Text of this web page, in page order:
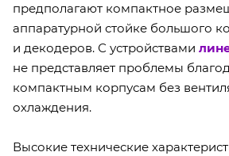
предполагают компактное
аппаратурной стойке большого
и декодеров. С устройствами
не представляет проблемы
компактным корпусам без
охлаждения.
Высокие технические